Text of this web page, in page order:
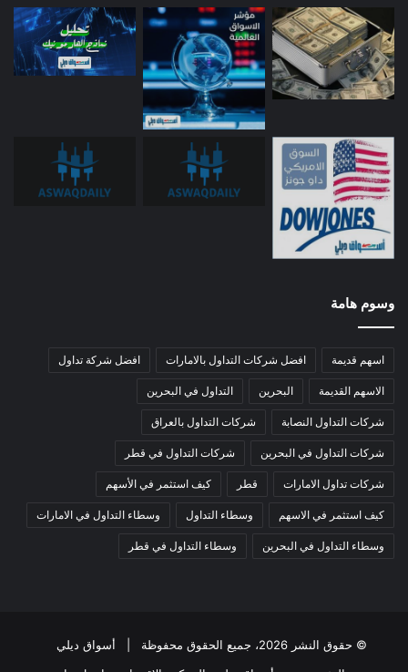
وسوم هامة
اسهم قديمة افضل شركات التداول بالامارات افضل شركة تداول
الاسهم القديمة البحرين التداول في البحرين
شركات التداول النصابة شركات التداول بالعراق
شركات التداول في البحرين شركات التداول في قطر
شركات تداول الامارات قطر كيف استثمر في الأسهم
كيف استثمر في الاسهم وسطاء التداول وسطاء التداول في الامارات
وسطاء التداول في البحرين وسطاء التداول في قطر
© حقوق النشر 2026، جميع الحقوق محفوظة |
أسواق ديلي